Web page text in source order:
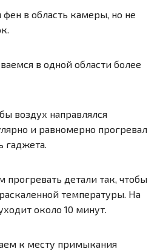
в область камеры, но не
в одной области более
воздух направлялся
и равномерно прогревал
гаджета.
детали так, чтобы
температуры. На
около 10 минут.
к месту примыкания